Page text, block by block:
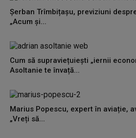
Șerban Trîmbițașu, previziuni
„Acum și...
Cum să supraviețuiești „iernii
Asoltanie te învață...
Marius Popescu, expert în aviație,
„Vreți să...